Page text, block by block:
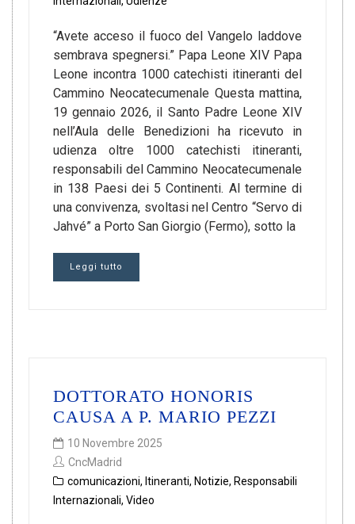
“Avete acceso il fuoco del Vangelo laddove
sembrava spegnersi.” Papa Leone XIV Papa
Leone incontra 1000 catechisti itineranti del
Cammino Neocatecumenale Questa mattina,
19 gennaio 2026, il Santo Padre Leone XIV
nell’Aula delle Benedizioni ha ricevuto in
udienza oltre 1000 catechisti itineranti,
responsabili del Cammino Neocatecumenale
in 138 Paesi dei 5 Continenti. Al termine di
una convivenza, svoltasi nel Centro “Servo di
Jahvé” a Porto San Giorgio (Fermo), sotto la
Leggi tutto
DOTTORATO HONORIS
CAUSA A P. MARIO PEZZI
10 Novembre 2025
CncMadrid
comunicazioni, Itineranti, Notizie, Responsabili
Internazionali, Video